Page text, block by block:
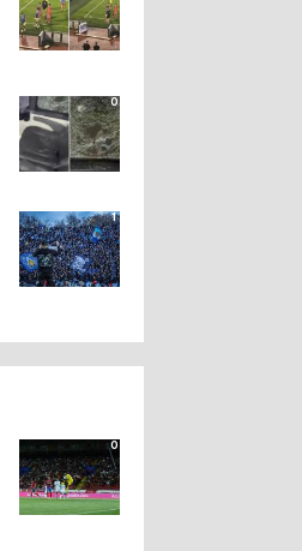
0
1
0